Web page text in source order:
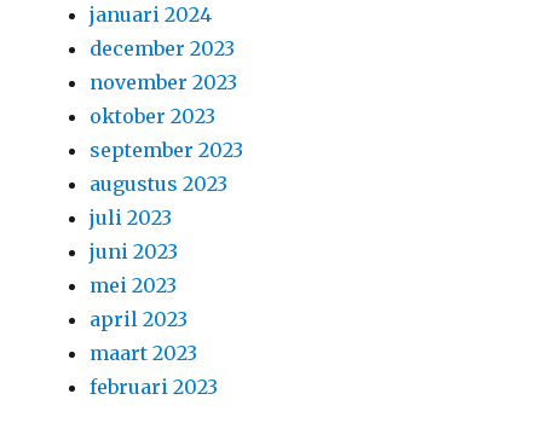
januari 2024
december 2023
november 2023
oktober 2023
september 2023
augustus 2023
juli 2023
juni 2023
mei 2023
april 2023
maart 2023
februari 2023